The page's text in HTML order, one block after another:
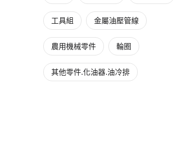
工具組 金屬油壓管線
農用機械零件 輪圈
其他零件.化油器.油冷排